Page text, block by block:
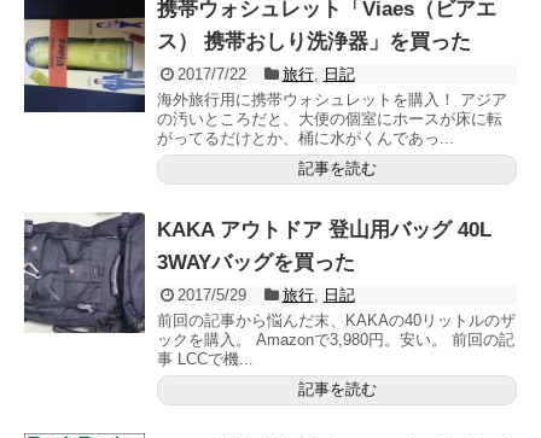
携帯ウォシュレット「Viaes（ビアエ
ス） 携帯おしり洗浄器」を買った
2017/7/22 旅行, 日記
海外旅行用に携帯ウォシュレットを購入！ アジア
の汚いところだと、大便の個室にホースが床に転
がってるだけとか、桶に水がくんであっ...
記事を読む
KAKA アウトドア 登山用バッグ 40L
3WAYバッグを買った
2017/5/29 旅行, 日記
前回の記事から悩んだ末、KAKAの40リットルのザ
ックを購入。 Amazonで3,980円。安い。 前回の記
事 LCCで機...
記事を読む